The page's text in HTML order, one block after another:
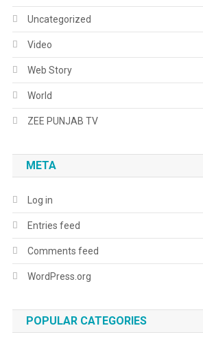
Uncategorized
Video
Web Story
World
ZEE PUNJAB TV
META
Log in
Entries feed
Comments feed
WordPress.org
POPULAR CATEGORIES